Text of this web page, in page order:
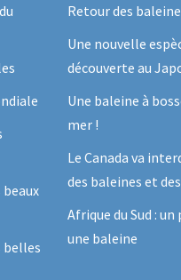
belles
Retour des
Une nouvelle
découverte au
Une baleine à
mer !
Le Canada va
des baleines et
Afrique du Sud :
une baleine